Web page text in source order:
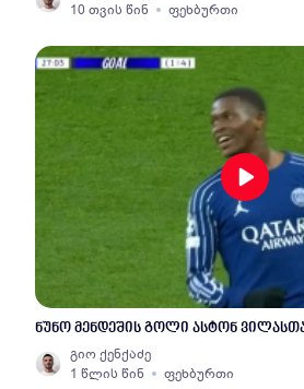
10 თვის წინ
ფეხბურთი
ნუნო მენდეშის გოლი ასტონ
გიო ქენქაძე
1 წლის წინ
ფეხბურთი